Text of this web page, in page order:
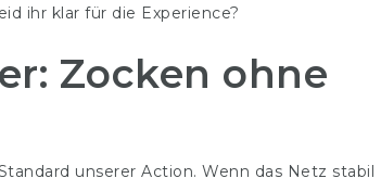
ihr klar für die Experience?
Zocken ohne
unserer Action. Wenn das Netz stabil